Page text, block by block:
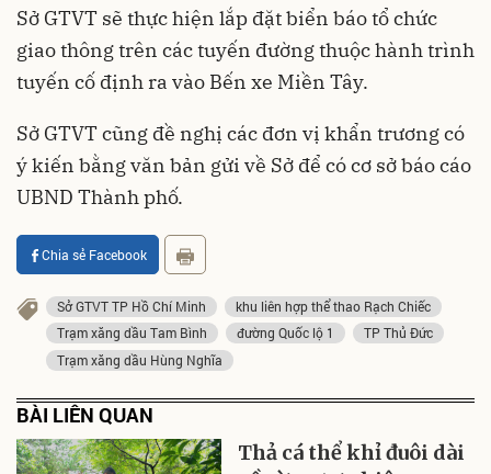
Sở GTVT sẽ thực hiện lắp đặt biển báo tổ chức
giao thông trên các tuyến đường thuộc hành trình
tuyến cố định ra vào Bến xe Miền Tây.
Sở GTVT cũng đề nghị các đơn vị khẩn trương có
ý kiến bằng văn bản gửi về Sở để có cơ sở báo cáo
UBND Thành phố.
Chia sẻ Facebook
Sở GTVT TP Hồ Chí Minh
khu liên hợp thể thao Rạch Chiếc
Trạm xăng dầu Tam Bình
đường Quốc lộ 1
TP Thủ Đức
Trạm xăng dầu Hùng Nghĩa
BÀI LIÊN QUAN
Thả cá thể khỉ đuôi dài